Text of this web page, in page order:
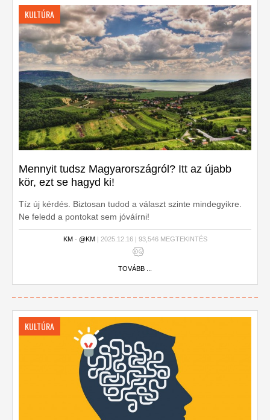
KULTÚRA
Mennyit tudsz Magyarországról? Itt az újabb
kör, ezt se hagyd ki!
Tíz új kérdés. Biztosan tudod a választ szinte mindegyikre.
Ne feledd a pontokat sem jóváírni!
KM- @KM| 2025.12.16 | 93,546 MEGTEKINTÉS
TOVÁBB ...
KULTÚRA